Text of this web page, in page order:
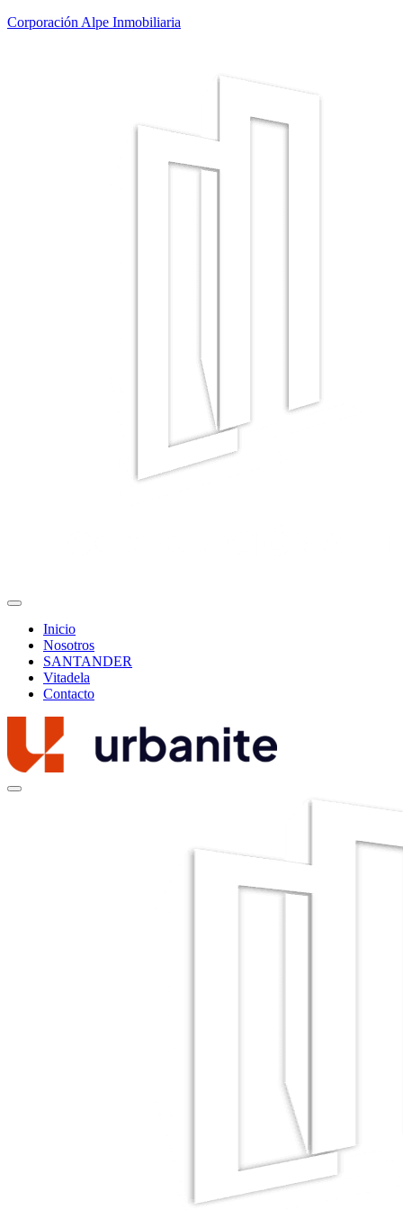
Corporación Alpe Inmobiliaria
Inicio
Nosotros
SANTANDER
Vitadela
Contacto